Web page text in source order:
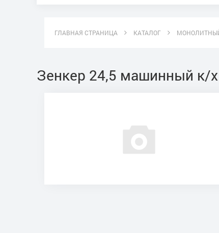
ГЛАВНАЯ СТРАНИЦА КАТАЛОГ
Зенкер 24,5 машинный к/